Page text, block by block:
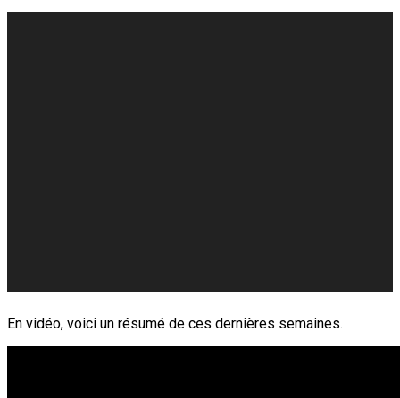
En vidéo, voici un résumé de ces dernières semaines.